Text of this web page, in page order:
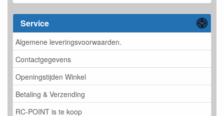
Service
Algemene leveringsvoorwaarden.
Contactgegevens
Openingstijden Winkel
Betaling & Verzending
RC-POINT is te koop